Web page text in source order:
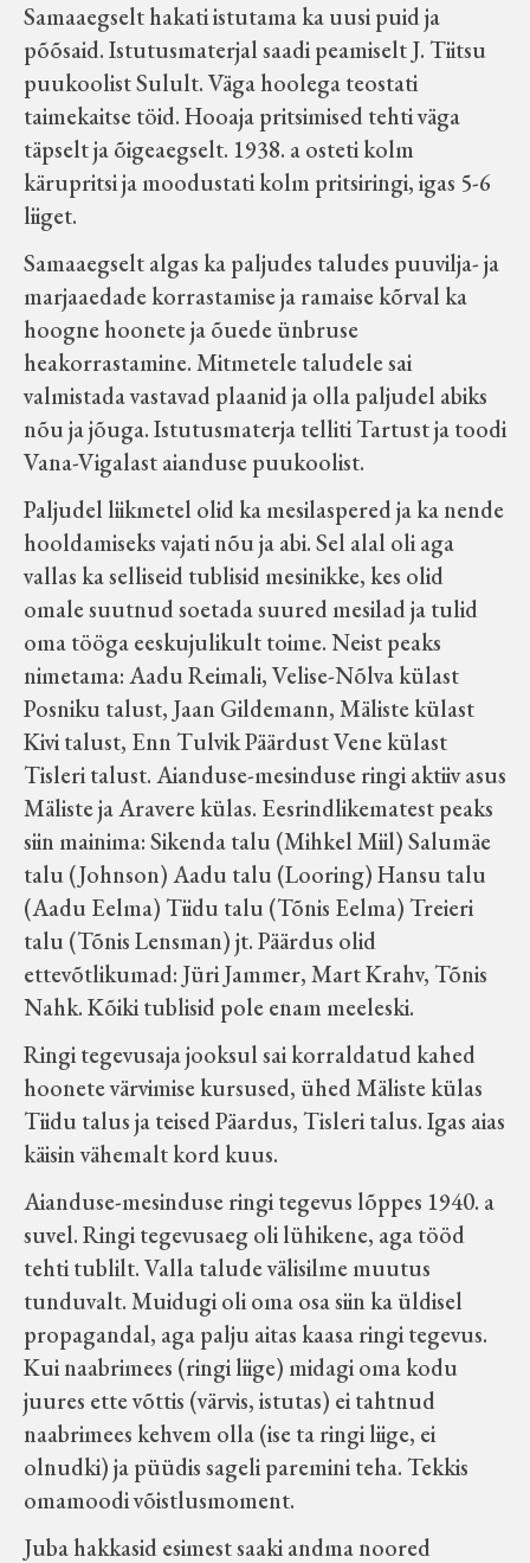
Samaaegselt hakati istutama ka uusi puid ja
põõsaid. Istutusmaterjal saadi peamiselt J. Tiitsu
puukoolist Sulult. Väga hoolega teostati
taimekaitse töid. Hooaja pritsimised tehti väga
täpselt ja õigeaegselt. 1938. a osteti kolm
kärupritsi ja moodustati kolm pritsiringi, igas 5-6
liiget.
Samaaegselt algas ka paljudes taludes puuvilja- ja
marjaaedade korrastamise ja ramaise kõrval ka
hoogne hoonete ja õuede ünbruse
heakorrastamine. Mitmetele taludele sai
valmistada vastavad plaanid ja olla paljudel abiks
nõu ja jõuga. Istutusmaterja telliti Tartust ja toodi
Vana-Vigalast aianduse puukoolist.
Paljudel liikmetel olid ka mesilaspered ja ka nende
hooldamiseks vajati nõu ja abi. Sel alal oli aga
vallas ka selliseid tublisid mesinikke, kes olid
omale suutnud soetada suured mesilad ja tulid
oma tööga eeskujulikult toime. Neist peaks
nimetama: Aadu Reimali, Velise-Nõlva külast
Posniku talust, Jaan Gildemann, Mäliste külast
Kivi talust, Enn Tulvik Päärdust Vene külast
Tisleri talust. Aianduse-mesinduse ringi aktiiv asus
Mäliste ja Aravere külas. Eesrindlikematest peaks
siin mainima: Sikenda talu (Mihkel Miil) Salumäe
talu (Johnson) Aadu talu (Looring) Hansu talu
(Aadu Eelma) Tiidu talu (Tõnis Eelma) Treieri
talu (Tõnis Lensman) jt. Päärdus olid
ettevõtlikumad: Jüri Jammer, Mart Krahv, Tõnis
Nahk. Kõiki tublisid pole enam meeleski.
Ringi tegevusaja jooksul sai korraldatud kahed
hoonete värvimise kursused, ühed Mäliste külas
Tiidu talus ja teised Päardus, Tisleri talus. Igas aias
käisin vähemalt kord kuus.
Aianduse-mesinduse ringi tegevus lõppes 1940. a
suvel. Ringi tegevusaeg oli lühikene, aga tööd
tehti tublilt. Valla talude välisilme muutus
tunduvalt. Muidugi oli oma osa siin ka üldisel
propagandal, aga palju aitas kaasa ringi tegevus.
Kui naabrimees (ringi liige) midagi oma kodu
juures ette võttis (värvis, istutas) ei tahtnud
naabrimees kehvem olla (ise ta ringi liige, ei
olnudki) ja püüdis sageli paremini teha. Tekkis
omamoodi võistlusmoment.
Juba hakkasid esimest saaki andma noored